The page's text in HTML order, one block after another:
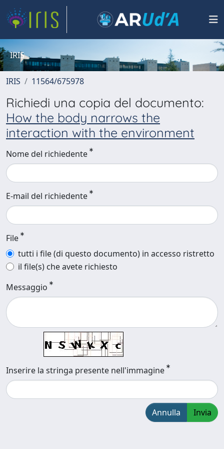
IRIS
IRIS 11564/675978
Richiedi una copia del documento:
How the body narrows the
interaction with the environment
Nome del richiedente
E-mail del richiedente
File
tutti i file (di questo documento) in accesso ristretto
il file(s) che avete richiesto
Messaggio
Inserire la stringa presente nell'immagine
Annulla Invia